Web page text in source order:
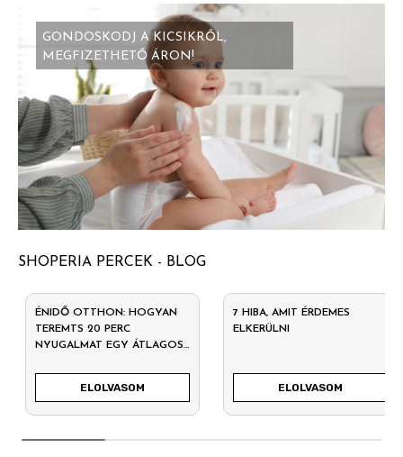
GONDOSKODJ A KICSIKRŐL,
MEGFIZETHETŐ ÁRON!
SHOPERIA PERCEK - BLOG
ÉNIDŐ OTTHON: HOGYAN
TEREMTS 20 PERC
NYUGALMAT EGY ÁTLAGOS
ELOLVASOM
7 HIBA, AMIT ÉRDEMES
ELKERÜLNI
ELOLVASOM